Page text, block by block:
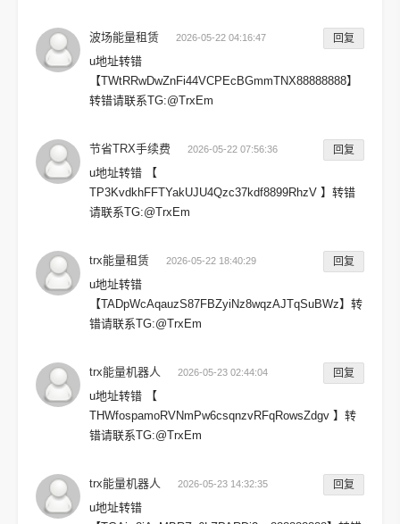
波场能量租赁 2026-05-22 04:16:47 回复
u地址转错
【TWtRRwDwZnFi44VCPEcBGmmTNX88888888】
转错请联系TG:@TrxEm
节省TRX手续费 2026-05-22 07:56:36 回复
u地址转错 【
TP3KvdkhFFTYakUJU4Qzc37kdf8899RhzV 】转错
请联系TG:@TrxEm
trx能量租赁 2026-05-22 18:40:29 回复
u地址转错
【TADpWcAqauzS87FBZyiNz8wqzAJTqSuBWz】转
错请联系TG:@TrxEm
trx能量机器人 2026-05-23 02:44:04 回复
u地址转错 【
THWfospamoRVNmPw6csqnzvRFqRowsZdgv 】转
错请联系TG:@TrxEm
trx能量机器人 2026-05-23 14:32:35 回复
u地址转错